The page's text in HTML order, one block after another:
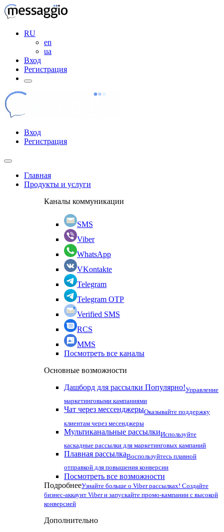
RU
en
ua
Вход
Регистрация
Вход
Регистрация
Главная
Продукты и услуги
Каналы коммуникации
SMS
Viber
WhatsApp
VKontakte
Telegram
Telegram OTP
Verified SMS
RCS
MMS
Посмотреть все каналы
Основные возможности
Дашборд для рассылки Популярно!Управление
маркетинговыми кампаниями
Чат через мессенджерыОказывайте поддержку
клиентам через месенджеры
Мультиканальные рассылкиИспользуйте
каскадные рассылки для маркетинговых кампаний
Плавная рассылкаВоспользуйтесь плавной
отправкой для повышения конверсии
Посмотреть все возможности
ПодробнееУзнайте больше о Viber рассылках! Создайте
бизнес-аккаунт Viber и запускайте промо-кампании с высокой
конверсией
Дополнительно